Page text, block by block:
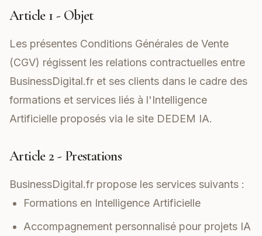
Article 1 - Objet
Les présentes Conditions Générales de Vente
(CGV) régissent les relations contractuelles entre
BusinessDigital.fr et ses clients dans le cadre des
formations et services liés à l'Intelligence
Artificielle proposés via le site DEDEM IA.
Article 2 - Prestations
BusinessDigital.fr propose les services suivants :
Formations en Intelligence Artificielle
Accompagnement personnalisé pour projets IA